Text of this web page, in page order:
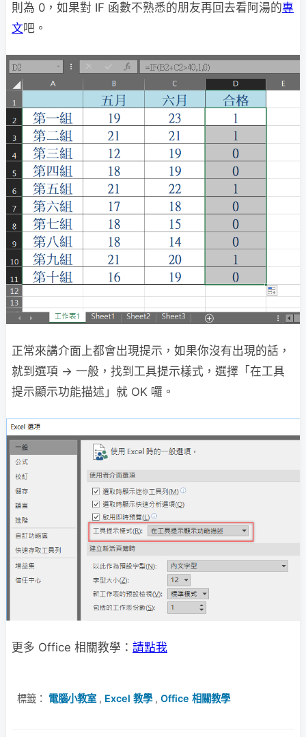
則為 0，如果對 IF 函數不熟悉的朋友再回去看阿湯的專
文吧。
正常來講介面上都會出現提示，如果你沒有出現的話，
就到選項 → 一般，找到工具提示樣式，選擇「在工具
提示顯示功能描述」就 OK 囉。
更多 Office 相關教學： 請點我
標籤： 電腦小教室 , Excel 教學, Office 相關教學